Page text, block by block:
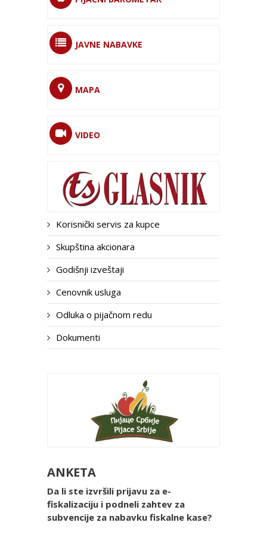
JAVNE NABAVKE
MAPA
VIDEO
Korisnički servis za kupce
Skupština akcionara
Godišnji izveštaji
Cenovnik usluga
Odluka o pijačnom redu
Dokumenti
ANKETA
Da li ste izvršili prijavu za e-
fiskalizaciju i podneli zahtev za
subvencije za nabavku fiskalne kase?